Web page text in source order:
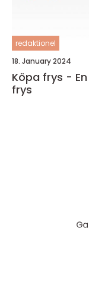
redaktionel
18. January 2024
Köpa frys -
frys